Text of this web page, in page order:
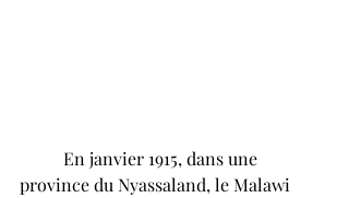
province du Nyassaland, le Malawi